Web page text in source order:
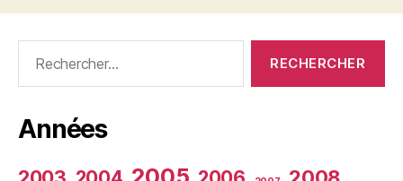
Années